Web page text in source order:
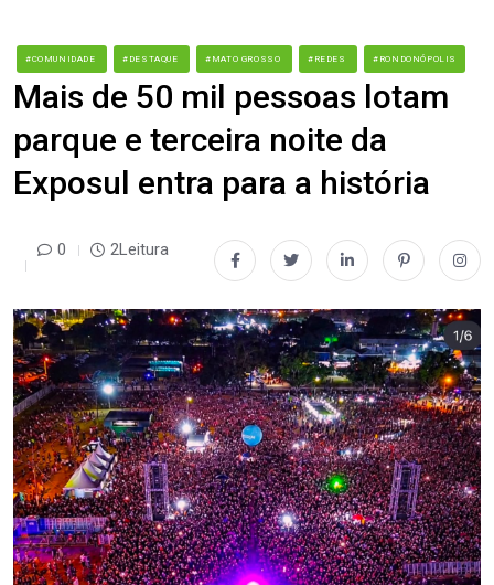
#COMUNIDADE #DESTAQUE #MATO GROSSO #REDES #RONDONÓPOLIS
Mais de 50 mil pessoas lotam
parque e terceira noite da
Exposul entra para a história
0 2Leitura